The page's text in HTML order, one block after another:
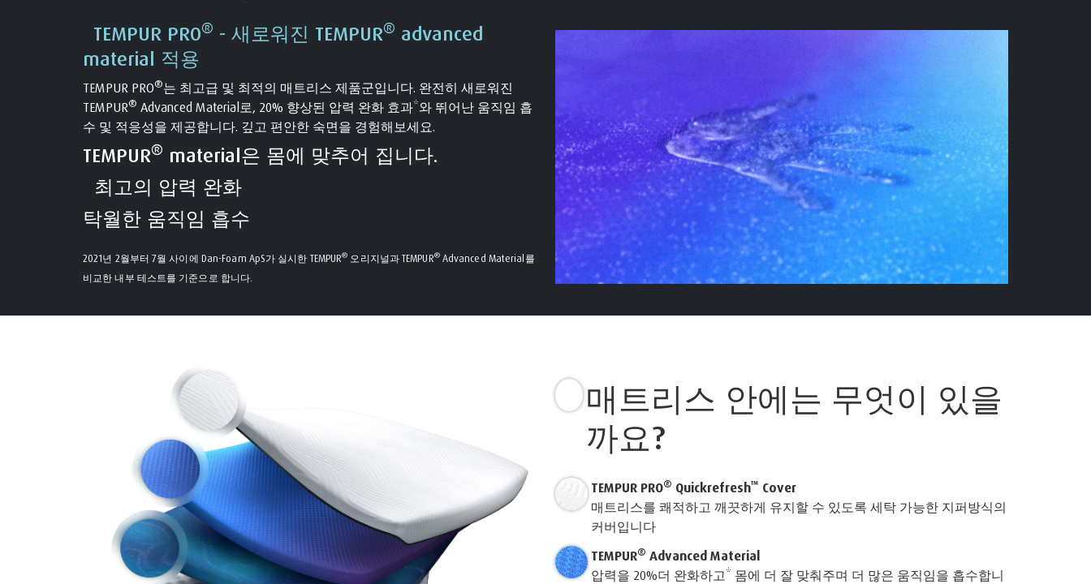
TEMPUR PRO® - 새로워진 TEMPUR® advanced
material 적용
TEMPUR PRO®는 최고급 및 최적의 매트리스 제품군입니다. 완전히 새로워진
TEMPUR® Advanced Material로, 20% 향상된 압력 완화 효과*와 뛰어난 움직임 흡
수 및 적응성을 제공합니다. 깊고 편안한 숙면을 경험해보세요.
TEMPUR® material은 몸에 맞추어 집니다.
최고의 압력 완화
탁월한 움직임 흡수
2021년 2월부터 7월 사이에 Dan-Foam ApS가 실시한 TEMPUR® 오리지널과 TEMPUR®Advanced Material를
비교한 내부 테스트를 기준으로 합니다.
매트리스 안에는 무엇이 있을
까요?
TEMPUR PRO® Quickrefresh™ Cover
매트리스를 쾌적하고 깨끗하게 유지할 수 있도록 세탁 가능한 지퍼방식의
커버입니다
TEMPUR® Advanced Material
압력을 20%더 완화하고* 몸에 더 잘 맞춰주며 더 많은 움직임을 흡수합니